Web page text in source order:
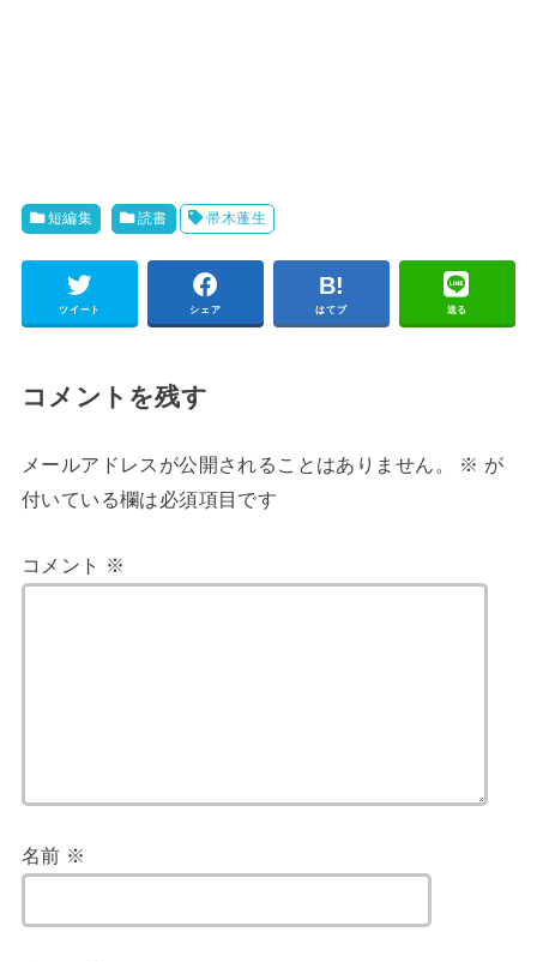
短編集 読書 帚木蓬生
ツイート シェア はてブ 送る
コメントを残す
メールアドレスが公開されることはありません。 ※ が
付いている欄は必須項目です
コメント ※
名前 ※